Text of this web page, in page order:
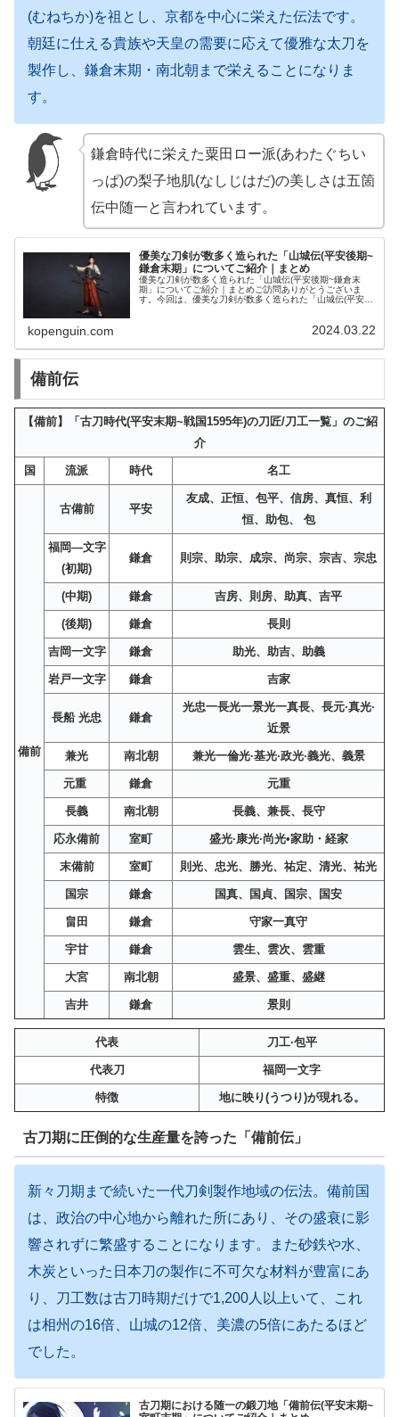
(むねちか)を祖とし、京都を中心に栄えた伝法です。
朝廷に仕える貴族や天皇の需要に応えて優雅な太刀を
製作し、鎌倉末期・南北朝まで栄えることになりま
す。
鎌倉時代に栄えた粟田ロー派(あわたぐちい
っぱ)の梨子地肌(なしじはだ)の美しさは五箇
伝中随一と言われています。
優美な刀剣が数多く造られた「山城伝(平安後期~
鎌倉末期」についてご紹介｜まとめ
優美な刀剣が数多く造られた「山城伝(平安後期~鎌倉末
期」についてご紹介｜まとめご訪問ありがとうございま
す。今回は、優美な刀剣が数多く造られた「山城伝(平安後
kopenguin.com 2024.03.22
備前伝
【備前】「古刀時代(平安末期~戦国1595年)の刀匠/刀工一覧」のご紹
介
国 流派 時代 名工
備前
古備前 平安
友成、正恒、包平、信房、真恒、利
恒、助包、 包
福岡—文字
(初期)
鎌倉 則宗、助宗、成宗、尚宗、宗吉、宗忠
(中期) 鎌倉 吉房、則房、助真、吉平
(後期) 鎌倉 長則
吉岡一文字 鎌倉 助光、助吉、助義
岩戸一文字 鎌倉 吉家
長船 光忠 鎌倉
光忠一長光一景光一真長、長元·真光·
近景
兼光 南北朝 兼光一倫光·基光·政光·義光、義景
元重 鎌倉 元重
長義 南北朝 長義、兼長、長守
応永備前 室町 盛光·康光·尚光•家助・経家
末備前 室町 則光、忠光、勝光、祐定、清光、祐光
国宗 鎌倉 国真、国貞、国宗、国安
畠田 鎌倉 守家一真守
宇甘 鎌倉 雲生、雲次、雲重
大宮 南北朝 盛景、盛重、盛継
吉井 鎌倉 景則
代表 刀工·包平
代表刀 福岡一文字
特徴 地に映り(うつり)が現れる。
古刀期に圧倒的な生産量を誇った「備前伝」
新々刀期まで続いた一代刀剣製作地域の伝法。備前国
は、政治の中心地から離れた所にあり、その盛衰に影
響されずに繁盛することになります。また砂鉄や水、
木炭といった日本刀の製作に不可欠な材料が豊富にあ
り、刀工数は古刀時期だけで1,200人以上いて、これ
は相州の16倍、山城の12倍、美濃の5倍にあたるほど
でした。
古刀期における随一の鍛刀地「備前伝(平安末期~